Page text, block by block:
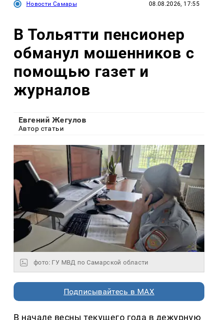
Новости Самары 08.08.2026, 17:55
В Тольятти пенсионер
обманул мошенников с
помощью газет и
журналов
Евгений Жегулов
Автор статьи
фото: ГУ МВД по Самарской области
Подписывайтесь в MAX
В начале весны текущего года в дежурную